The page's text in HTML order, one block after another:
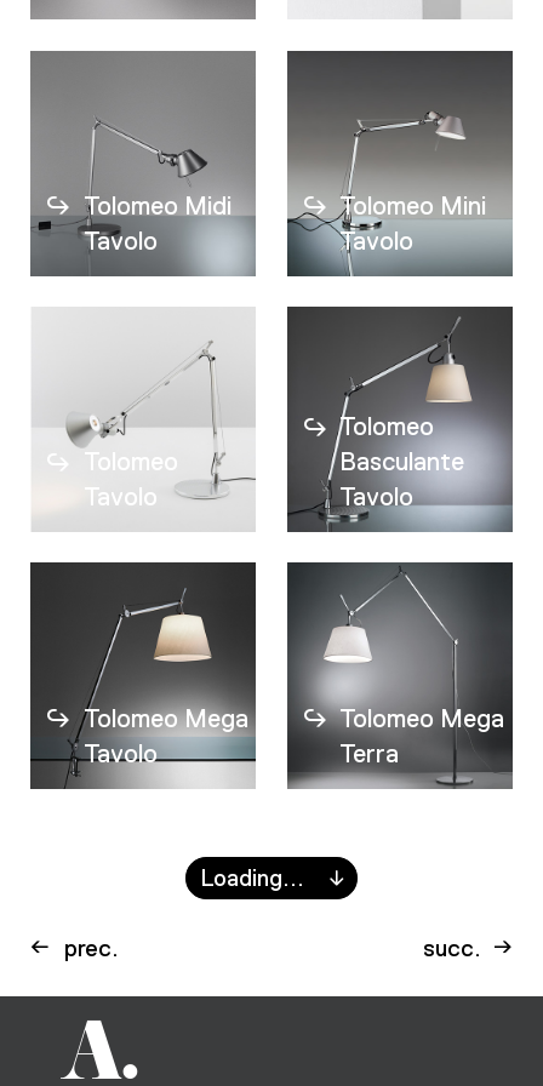
Tolomeo Midi
Tavolo
Tolomeo Mini
Tavolo
Tolomeo
Tavolo
Tolomeo
Basculante
Tavolo
Tolomeo Mega
Tavolo
Tolomeo Mega
Terra
Loading...
prec. succ.